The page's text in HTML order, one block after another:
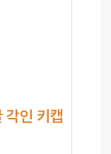
각인 키캡